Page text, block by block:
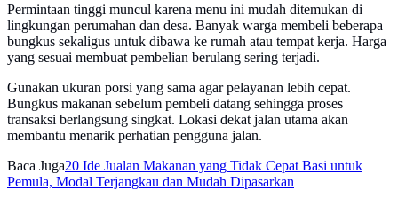
Permintaan tinggi muncul karena menu ini mudah ditemukan di
lingkungan perumahan dan desa. Banyak warga membeli beberapa
bungkus sekaligus untuk dibawa ke rumah atau tempat kerja. Harga
yang sesuai membuat pembelian berulang sering terjadi.
Gunakan ukuran porsi yang sama agar pelayanan lebih cepat.
Bungkus makanan sebelum pembeli datang sehingga proses
transaksi berlangsung singkat. Lokasi dekat jalan utama akan
membantu menarik perhatian pengguna jalan.
Baca Juga20 Ide Jualan Makanan yang Tidak Cepat Basi untuk
Pemula, Modal Terjangkau dan Mudah Dipasarkan